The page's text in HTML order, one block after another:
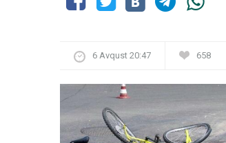
6 Avqust 20:47 658